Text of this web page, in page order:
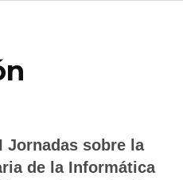
Jornadas sobre la
de la Informática